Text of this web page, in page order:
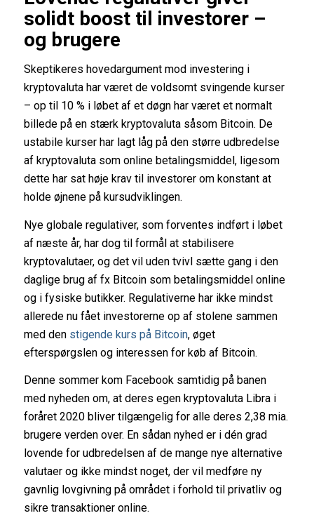
solidt boost til investorer –
og brugere
Skeptikeres hovedargument mod investering i
kryptovaluta har været de voldsomt svingende kurser
– op til 10 % i løbet af et døgn har været et normalt
billede på en stærk kryptovaluta såsom Bitcoin. De
ustabile kurser har lagt låg på den større udbredelse
af kryptovaluta som online betalingsmiddel, ligesom
dette har sat høje krav til investorer om konstant at
holde øjnene på kursudviklingen.
Nye globale regulativer, som forventes indført i løbet
af næste år, har dog til formål at stabilisere
kryptovalutaer, og det vil uden tvivl sætte gang i den
daglige brug af fx Bitcoin som betalingsmiddel online
og i fysiske butikker. Regulativerne har ikke mindst
allerede nu fået investorerne op af stolene sammen
med den stigende kurs på Bitcoin, øget
efterspørgslen og interessen for køb af Bitcoin.
Denne sommer kom Facebook samtidig på banen
med nyheden om, at deres egen kryptovaluta Libra i
foråret 2020 bliver tilgængelig for alle deres 2,38 mia.
brugere verden over. En sådan nyhed er i dén grad
lovende for udbredelsen af de mange nye alternative
valutaer og ikke mindst noget, der vil medføre ny
gavnlig lovgivning på området i forhold til privatliv og
sikre transaktioner online.